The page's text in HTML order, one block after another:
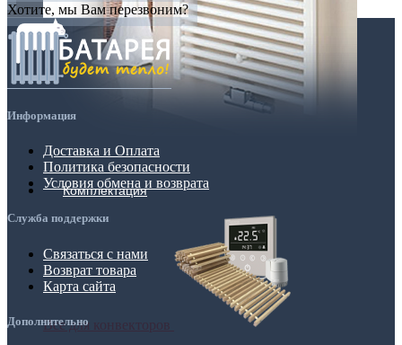
Комплектация
Все для конвекторов
Хотите, мы Вам перезвоним?
Информация
Доставка и Оплата
Политика безопасности
Условия обмена и возврата
Служба поддержки
Связаться с нами
Возврат товара
Карта сайта
Дополнительно